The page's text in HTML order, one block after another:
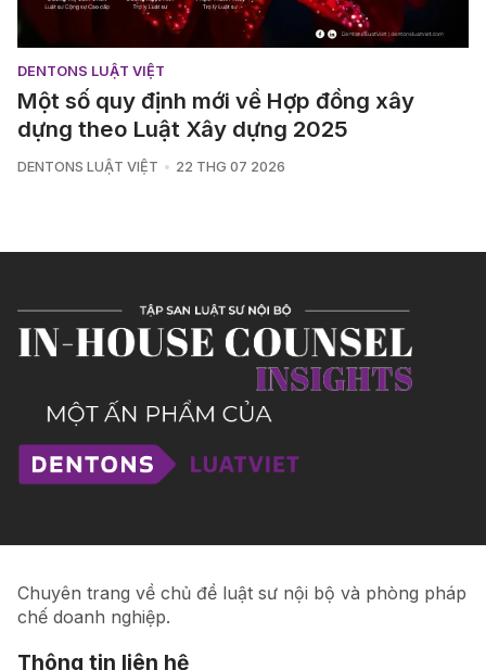
DENTONS LUẬT VIỆT
Một số quy định mới về Hợp đồng xây
dựng theo Luật Xây dựng 2025
DENTONS LUẬT VIỆT 22 THG 07 2026
Chuyên trang về chủ đề luật sư nội bộ và phòng pháp
chế doanh nghiệp.
Thông tin liên hệ